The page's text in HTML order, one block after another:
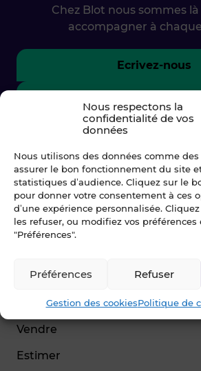
Nous respectons la
confidentialité de vos
données
Nous utilisons des données comme
assurer le bon fonctionnement du site
statistiques d’audience. Cliquez sur le
pour donner votre consentement à ces
d’une expérience personnalisée.
les refuser, ou modifiez vos
"Préférences".
Refuser
Préférences
Gestion des cookiesPolitique de
Chez Blot nous sommes
accompagner à
Ecrivez-nous
© Blot 2026
NAVIGATION
Vendre
Estimer